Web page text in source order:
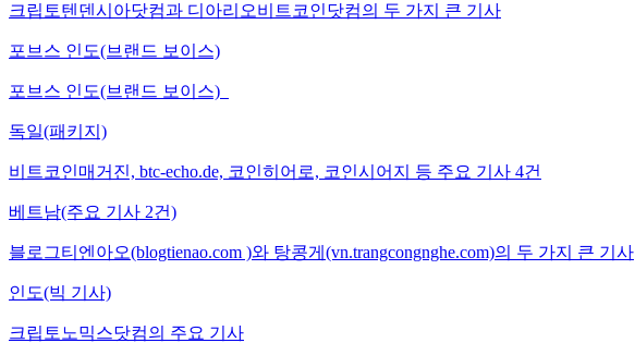
크립토텐덴시아닷컴과 디아리오비트코인닷컴의 두 가지 큰 기사
포브스 인도(브랜드 보이스)
포브스 인도(브랜드 보이스)
독일(패키지)
비트코인매거진, btc-echo.de, 코인히어로, 코인시어지 등 주요 기사 4건
베트남(주요 기사 2건)
블로그티엔아오(blogtienao.com )와 탕콩게(vn.trangcongnghe.com)의 두 가지 큰 기사
인도(빅 기사)
크립토노믹스닷컴의 주요 기사